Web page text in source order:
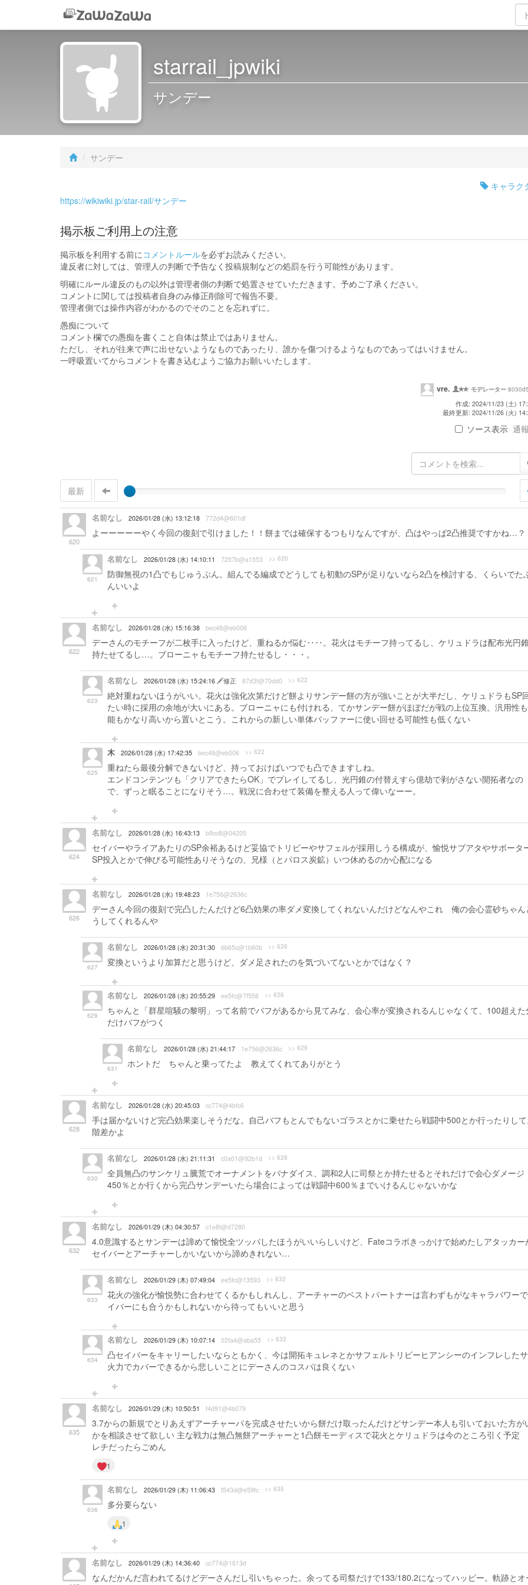
starrail_jpwiki
サンデー
サンデー
キャラク
https://wikiwiki.jp/star-rail/サンデー
掲示板ご利用上の注意
掲示板を利用する前にコメントルールを必ずお読みください。
違反者に対しては、管理人の判断で予告なく投稿規制などの処罰を行う可能性があります。
明確にルール違反のもの以外は管理者側の判断で処置させていただきます。予めご了承ください。
コメントに関しては投稿者自身のみ修正削除可で報告不要。
管理者側では操作内容がわかるのでそのことを忘れずに。
愚痴について
コメント欄での愚痴を書くこと自体は禁止ではありません。
ただし、それが往来で声に出せないようなものであったり、誰かを傷つけるようなものであってはいけません。
一呼吸置いてからコメントを書き込むようご協力お願いいたします。
vre. モデレーター
作成: 2024/11/23 (土)
最終更新: 2024/11/26 (火)
ソース表示 通
最新
620
名前なし 2026/01/28 (水) 13:12:18 772d4@601df
よーーーーーやく今回の復刻で引けました！！餅までは確保するつもりなんですが、凸はやっぱ2凸推奨ですかね…？
621
名前なし 2026/01/28 (水) 14:10:11 7257b@a1553 >> 620
防御無視の1凸でもじゅうぶん。組んでる編成でどうしても初動のSPが足りないなら2凸を検討する、くらいでた
んいいよ
622
名前なし 2026/01/28 (水) 15:16:38 bec48@eb006
デーさんのモチーフが二枚手に入ったけど、重ねるか悩む‥‥。花火はモチーフ持ってるし、ケリュドラは配布光円
持たせてるし…。ブローニャもモチーフ持たせるし・・・。
623
名前なし 2026/01/28 (水) 15:24:16 修正 87d3f@70dd0 >> 622
絶対重ねないほうがいい。花火は強化次第だけど餅よりサンデー餅の方が強いことが大半だし、ケリュドラもSP
たい時に採用の余地が大いにある。ブローニャにも付けれる、てかサンデー餅がほぼだが戦の上位互換。汎用性
能もかなり高いから置いとこう。これからの新しい単体バッファーに使い回せる可能性も低くない
625
木 2026/01/28 (水) 17:42:35 bec48@eb006 >> 622
重ねたら最後分解できないけど、持っておけばいつでも凸できますしね。
エンドコンテンツも「クリアできたらOK」でプレイしてるし、光円錐の付替えすら億劫で剥がさない開拓者なの
で、ずっと眠ることになりそう…。戦況に合わせて装備を整える人って偉いなーー。
624
名前なし 2026/01/28 (水) 16:43:13 b9cc8@04205
セイバーやライアあたりのSP余裕あるけど妥協でトリビーやサフェルが採用しうる構成が、愉悦サブアタやサポータ
SP投入とかで伸びる可能性ありそうなの、兄様（とパロス炭鉱）いつ休めるのか心配になる
626
名前なし 2026/01/28 (水) 19:48:23 1e756@2636c
デーさん今回の復刻で完凸したんだけど6凸効果の率ダメ変換してくれないんだけどなんやこれ 俺の会心霊砂ちゃん
うしてくれるんや
627
名前なし 2026/01/28 (水) 20:31:30 6b65c@1b60b >> 626
変換というより加算だと思うけど、ダメ足されたのを気づいてないとかではなく？
629
名前なし 2026/01/28 (水) 20:55:29 ee5fc@7f558 >> 626
ちゃんと「群星喧騒の黎明」って名前でバフがあるから見てみな、会心率が変換されるんじゃなくて、100超えた
だけバフがつく
631
名前なし 2026/01/28 (水) 21:44:17 1e756@2636c >> 629
ホントだ ちゃんと乗ってたよ 教えてくれてありがとう
628
名前なし 2026/01/28 (水) 20:45:03 cc774@4bfc6
手は届かないけど完凸効果楽しそうだな。自己バフもとんでもないゴラスとかに乗せたら戦闘中500とか行ったりして
階差かよ
630
名前なし 2026/01/28 (水) 21:11:31 c0a01@92b1d >> 628
全員無凸のサンケリュ騰荒でオーナメントをバナダイス、調和2人に司祭とか持たせるとそれだけで会心ダメージ
450％とか行くから完凸サンデーいたら場合によっては戦闘中600％までいけるんじゃないかな
632
名前なし 2026/01/29 (木) 04:30:57 c1e8f@d7280
4.0意識するとサンデーは諦めて愉悦全ツッパしたほうがいいらしいけど、Fateコラボきっかけで始めたしアタッカー
セイバーとアーチャーしかいないから諦めきれない…
633
名前なし 2026/01/29 (木) 07:49:04 ee5fc@13593 >> 632
花火の強化が愉悦勢に合わせてくるかもしれんし、アーチャーのベストパートナーは言わずもがなキャラパワー
イバーにも合うかもしれないから待ってもいいと思う
634
名前なし 2026/01/29 (木) 10:07:14 02fa4@aba55 >> 632
凸セイバーをキャリーしたいならともかく、今は開拓キュレネとかサフェルトリビーヒアンシーのインフレした
火力でカバーできるから悲しいことにデーさんのコスパは良くない
635
名前なし 2026/01/29 (木) 10:50:51 f4d91@4b079
3.7からの新規でとりあえずアーチャーパを完成させたいから餅だけ取ったんだけどサンデー本人も引いておいた方が
かを相談させて欲しい 主な戦力は無凸無餅アーチャーと1凸餅モーディスで花火とケリュドラは今のところ引く予定
レチだったらごめん
1
636
名前なし 2026/01/29 (木) 11:06:43 f543d@e59fc >> 635
多分要らない
1
名前なし 2026/01/29 (木) 14:36:40 cc774@1613d
なんだかんだ言われてるけどデーさんだし引いちゃった。余ってる司祭だけで133/180.2になってハッピー。軌跡とオ